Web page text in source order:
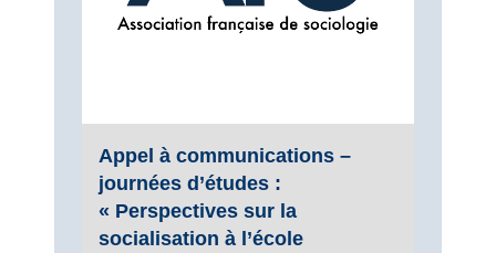
Appel à communications –
journées d’études :
« Perspectives sur la
socialisation à l’école